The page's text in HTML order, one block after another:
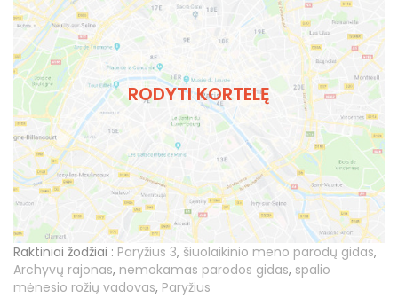
RODYTI KORTELĘ
Raktiniai žodžiai : Paryžius 3, šiuolaikinio meno parodų gidas,
Archyvų rajonas, nemokamas parodos gidas, spalio
mėnesio rožių vadovas, Paryžius